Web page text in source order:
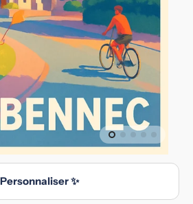
en
vedette
dans
la
de
galerie
Personnaliser ✨